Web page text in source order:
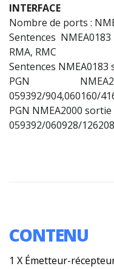
INTERFACE
Nombre de ports :
Sentences
RMA, RMC
Sentences NMEA0183
PGN
059392/904,060160/
PGN NMEA2000 sortie
059392/060928/
CONTENU
1 X Émetteur-